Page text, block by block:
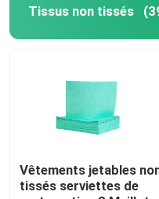
Tissus non tissés
Vêtements jetables
tissés serviettes de